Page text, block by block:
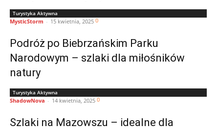
Turystyka Aktywna
MysticStorm - 15 kwietnia, 2025 0
Podróż po Biebrzańskim Parku
Narodowym – szlaki dla miłośników
natury
Turystyka Aktywna
ShadowNova - 14 kwietnia, 2025 0
Szlaki na Mazowszu – idealne dla